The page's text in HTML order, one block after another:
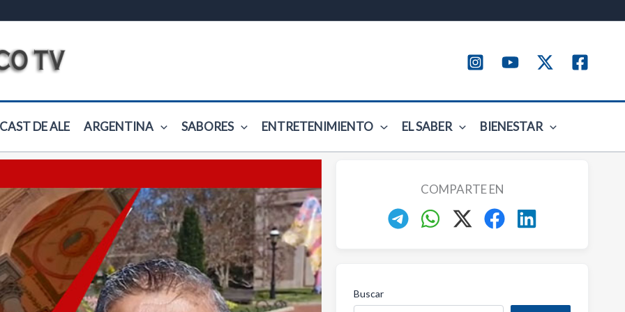
DE ALE ARGENTINA SABORES ENTRETENIMIENTO EL SABER BIENESTAR
COMPARTE EN
Buscar